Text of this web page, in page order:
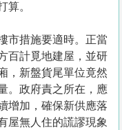
算。
市措施要適時。正當
百計覓地建屋，並研
，新盤貨尾單位竟然
。政府責之所在，應
增加，確保新供應落
屋無人住的謊謬現象